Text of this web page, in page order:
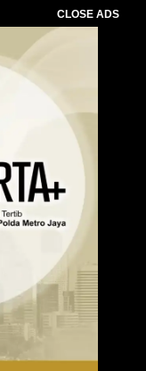
CLOSE ADS